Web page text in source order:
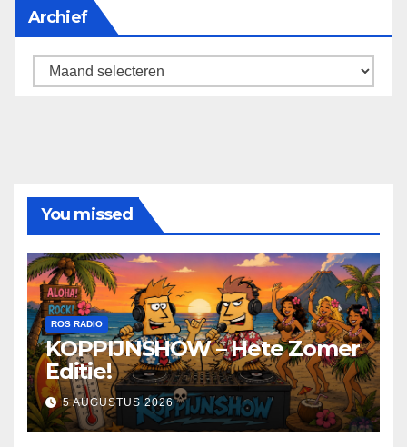
Archief
Archief
You missed
ROS RADIO
KOPPIJNSHOW – Hete Zomer
Editie!
5 AUGUSTUS 2026